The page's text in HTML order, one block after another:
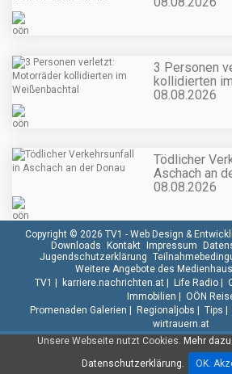
3 Personen
kollidierten
08.08.2026
Tödlicher
Aschach an
08.08.2026
Unsere Webseite nutzt Cookies. Mehr
Datenschutzerklärung.
OK.
Copyright © 2026 TV1 - Web Design &
Downloads
Kontakt Impressum
Jugendschutzerklärung
Weitere Angebote des
TV1
karriere.nachrichten.at| Life Radio|
Immobilien
OÖN
Promenaden Galerien
Regionaljobs Tips
wirtrauern.at